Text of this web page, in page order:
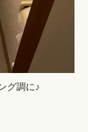
グ調に♪